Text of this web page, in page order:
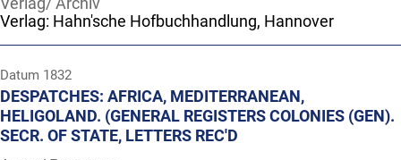
Verlag: Hahn'sche Hofbuchhandlung, Hannover
Datum 1832
DESPATCHES: AFRICA, MEDITERRANEAN,
HELIGOLAND. (GENERAL REGISTERS COLONIES (GEN).
SECR. OF STATE, LETTERS REC'D